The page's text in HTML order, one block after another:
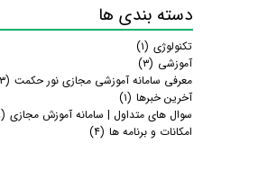
دسته بندی ها
تکنولوژی (۱)
آموزشی (۳)
معرفی سامانه آموزشی مجازی نور حکمت (۳)
آخرین خبرها (۱)
سوال های متداول | سامانه آموزش مجازی (۱۸)
امکانات و برنامه ها (۴)